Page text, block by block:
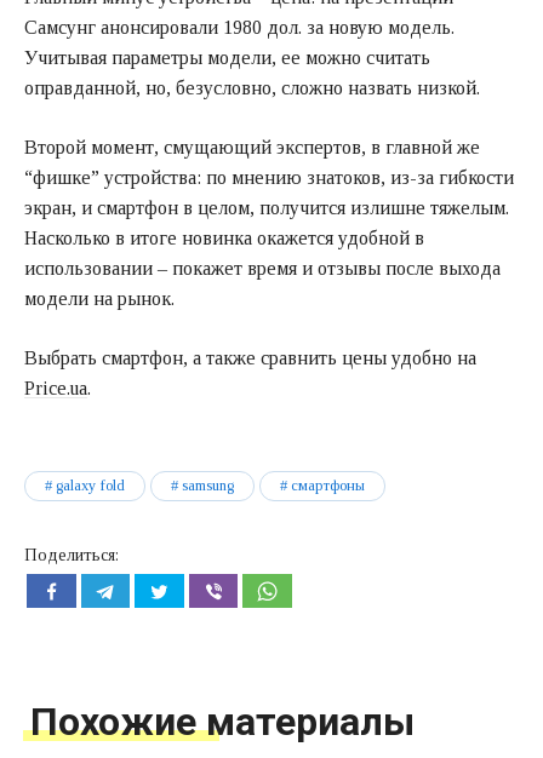
Самсунг анонсировали 1980 дол. за новую модель.
Учитывая параметры модели, ее можно считать
оправданной, но, безусловно, сложно назвать низкой.
Второй момент, смущающий экспертов, в главной же
“фишке” устройства: по мнению знатоков, из-за гибкости
экран, и смартфон в целом, получится излишне тяжелым.
Насколько в итоге новинка окажется удобной в
использовании – покажет время и отзывы после выхода
модели на рынок.
Выбрать смартфон, а также сравнить цены удобно на
Price.ua.
galaxy fold samsung смартфоны
Поделиться:
Похожие материалы